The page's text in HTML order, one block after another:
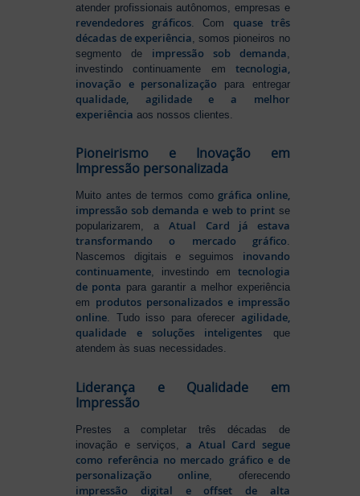
atender profissionais autônomos, empresas e
revendedores gráficos. Comquase três
décadas de experiência , somos pioneiros no
segmento de impressão sob demanda
investindo continuamente em tecnologia,
inovação e personalização para entregar
qualidade, agilidade e a melhor
experiência aos nossos clientes.
Pioneirismo e Inovação em
Impressão personalizada
Muito antes de termos como gráfica online,
impressão sob demanda e web to printse
popularizarem, aAtual Card já estava
transformando o mercado gráfico.
Nascemos digitais e seguimos inovando
continuamente, investindo em tecnologia
de ponta para garantir a melhor experiência
em produtos personalizados e impressão
online. Tudo isso para oferecer agilidade,
qualidade e soluções inteligentes que
atendem às suas necessidades.
Liderança e Qualidade em
Impressão
Prestes a completar três décadas de
inovação e serviços,a Atual Card segue
como referência no mercado gráfico e de
personalização online, oferecendo
impressão digital e offset de alta